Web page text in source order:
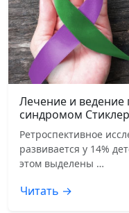
Лечение и ведение
синдромом
Ретроспективное
развивается у 14%
этом выделены …
Читать →